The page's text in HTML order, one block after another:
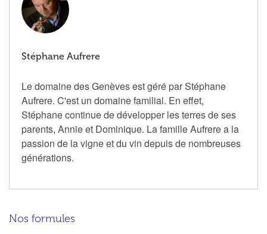
Stéphane Aufrere
Le domaine des Genèves est géré par Stéphane
Aufrere. C'est un domaine familial. En effet,
Stéphane continue de développer les terres de ses
parents, Annie et Dominique. La famille Aufrere a la
passion de la vigne et du vin depuis de nombreuses
générations.
Nos formules